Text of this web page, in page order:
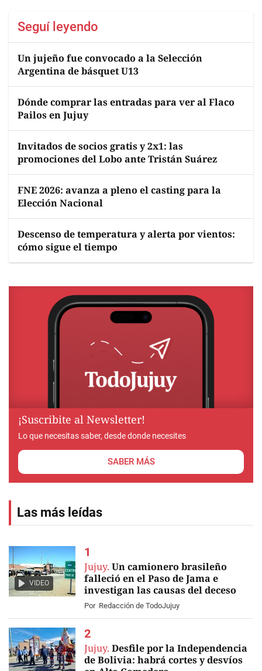
Seguí leyendo
Un jujeño fue convocado a la Selección
Argentina de básquet U13
Dónde comprar las entradas para ver al Flaco
Pailos en Jujuy
Invitados de socios gratis y 2x1: las
promociones del Lobo ante Tristán Suárez
FNE 2026: avanza a pleno el casting para la
Elección Nacional
Descenso de temperatura y alerta por vientos:
cómo sigue el tiempo
¡Suscribite al Newsletter!
Lo que necesitas saber, desde donde necesites
SABER MÁS
Las más leídas
VIDEO
Jujuy. Un camionero brasileño
falleció en el Paso de Jama e
investigan las causas del deceso
Por Redacción de TodoJujuy
Jujuy. Desfile por la Independencia
de Bolivia: habrá cortes y desvíos